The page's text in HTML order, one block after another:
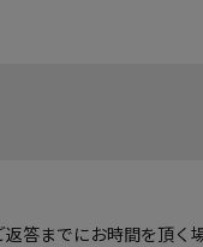
答までにお時間を頂く